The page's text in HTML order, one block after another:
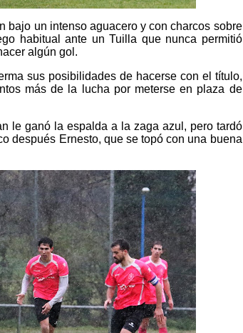
bajo un intenso aguacero y con charcos sobre
habitual ante un Tuilla que nunca permitió
algún gol.
sus posibilidades de hacerse con el título,
más de la lucha por meterse en plaza de
le ganó la espalda a la zaga azul, pero tardó
después Ernesto, que se topó con una buena